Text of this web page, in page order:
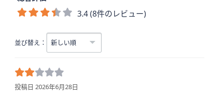
3.4 (8件のレビュー)
並び替え：
投稿日 2026年6月28日